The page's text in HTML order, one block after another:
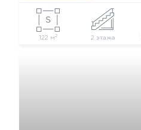
122 м2 2 этажа